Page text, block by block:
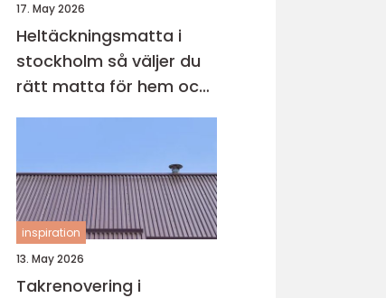
17. May 2026
Heltäckningsmatta i
stockholm så väljer du
rätt matta för hem och
kontor
inspiration
13. May 2026
Takrenovering i